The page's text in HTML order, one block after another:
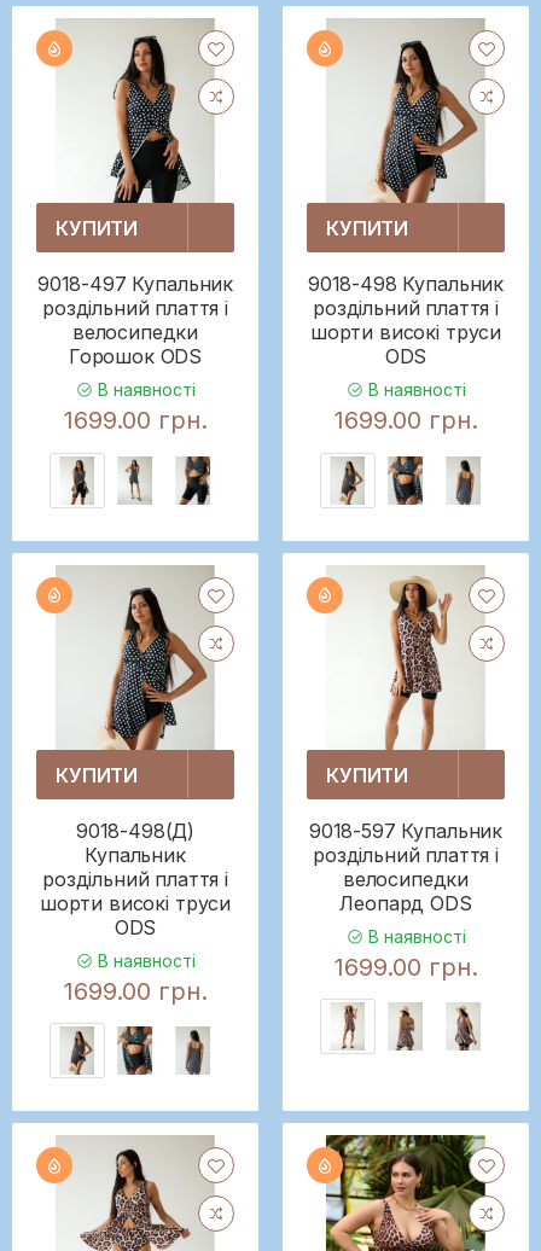
КУПИТИ
9018-497 Купальник
роздільний плаття і
велосипедки
Горошок ODS
В наявності
1699.00 грн.
КУПИТИ
9018-498 Купальник
роздільний плаття і
шорти високі труси
ODS
В наявності
1699.00 грн.
КУПИТИ
9018-498(Д)
Купальник
роздільний плаття і
шорти високі труси
ODS
В наявності
1699.00 грн.
КУПИТИ
9018-597 Купальник
роздільний плаття і
велосипедки
Леопард ODS
В наявності
1699.00 грн.